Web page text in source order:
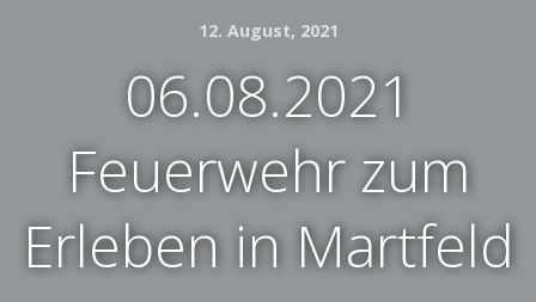
12. August, 2021
06.08.2021
Feuerwehr zum
Erleben in Martfeld